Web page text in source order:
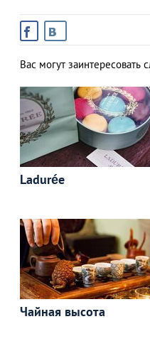
Вас могут заинтересовать
Ladurée
Чайная высота